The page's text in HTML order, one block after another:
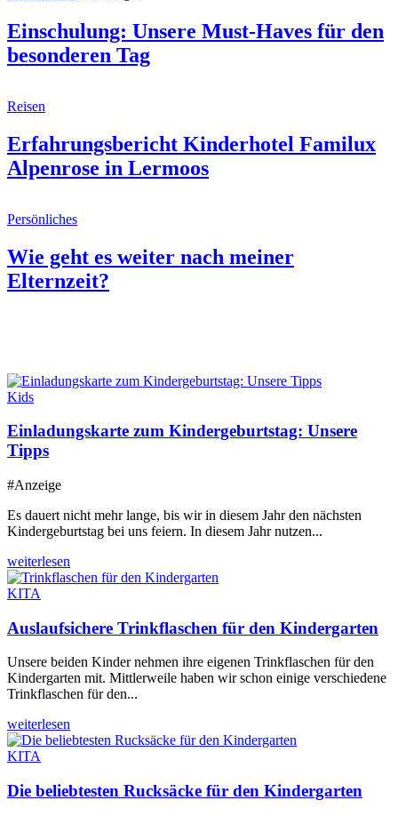
Einschulung: Unsere Must-Haves für den
besonderen Tag
Reisen
Erfahrungsbericht Kinderhotel Familux
Alpenrose in Lermoos
Persönliches
Wie geht es weiter nach meiner
Elternzeit?
Kids
Einladungskarte zum Kindergeburtstag: Unsere
Tipps
#Anzeige
Es dauert nicht mehr lange, bis wir in diesem Jahr den nächsten
Kindergeburtstag bei uns feiern. In diesem Jahr nutzen...
weiterlesen
KITA
Auslaufsichere Trinkflaschen für den Kindergarten
Unsere beiden Kinder nehmen ihre eigenen Trinkflaschen für den
Kindergarten mit. Mittlerweile haben wir schon einige verschiedene
Trinkflaschen für den...
weiterlesen
KITA
Die beliebtesten Rucksäcke für den Kindergarten